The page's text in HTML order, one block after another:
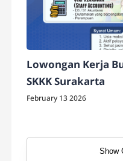
Lowongan Kerja
SKKK Surakarta
February 13 2026
Show